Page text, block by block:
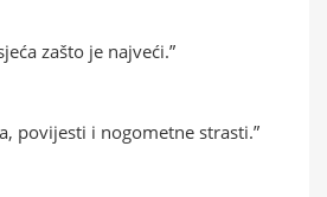
zašto je najveći.”
povijesti i nogometne strasti.”